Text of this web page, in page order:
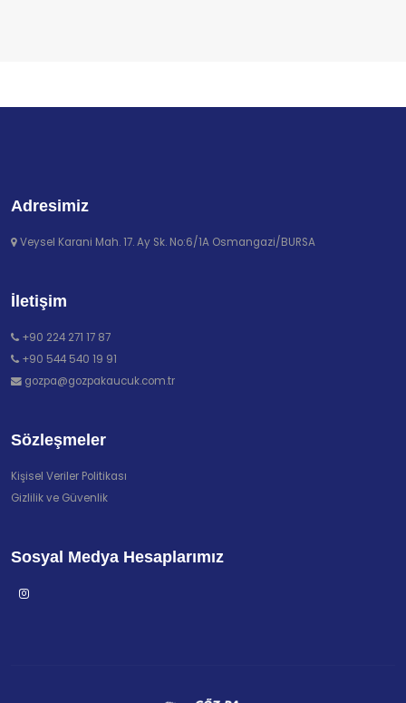
Adresimiz
Veysel Karani Mah. 17. Ay Sk. No:6/1A Osmangazi/BURSA
İletişim
+90 224 271 17 87
+90 544 540 19 91
gozpa@gozpakaucuk.com.tr
Sözleşmeler
Kişisel Veriler Politikası
Gizlilik ve Güvenlik
Sosyal Medya Hesaplarımız